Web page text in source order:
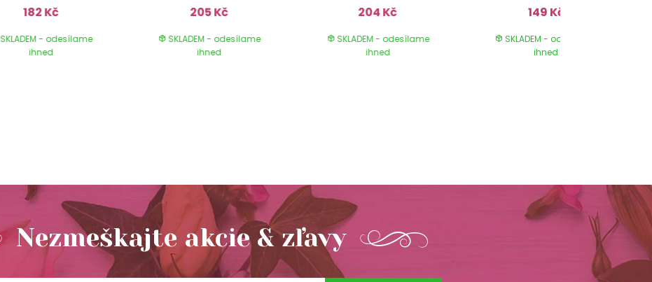
182 Kč
SKLADEM - odesílame
ihned
205 Kč
SKLADEM - odesílame
ihned
204 Kč
SKLADEM - odesílame
ihned
149 Kč
SKLADEM - odesílame
ihned
Nezmeškajte akcie & zľavy